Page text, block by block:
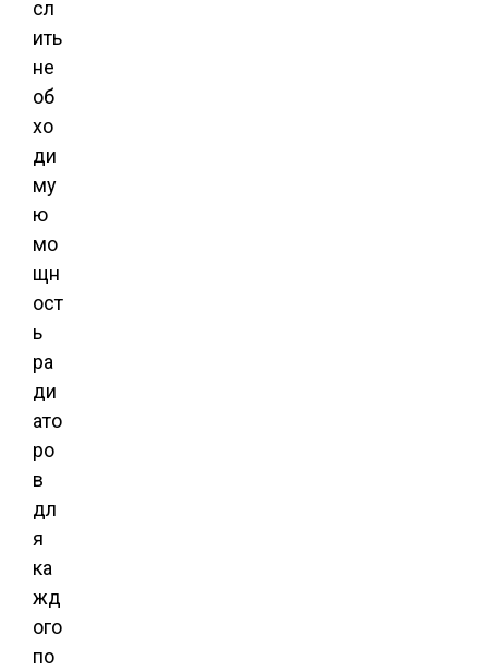
сл
ить
не
об
хо
ди
му
ю
мо
щн
ост
ь
ра
ди
ато
ро
в
дл
я
ка
жд
ого
по